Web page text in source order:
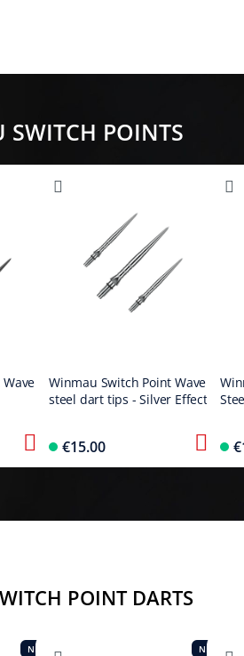
POINTS
Winmau Switch Point Wave
steel dart tips - Silver Effect
€15.00
POINT DARTS
NEW NEW